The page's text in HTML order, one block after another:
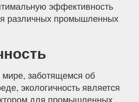
эффективность
различных промышленных
заботящемся об
экологичность является